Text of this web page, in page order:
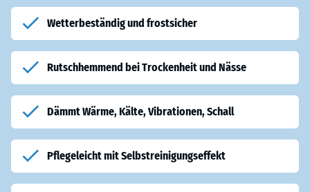
Wetterbeständig und frostsicher
Rutschhemmend bei Trockenheit und Nässe
Dämmt Wärme, Kälte, Vibrationen, Schall
Pflegeleicht mit Selbstreinigungseffekt